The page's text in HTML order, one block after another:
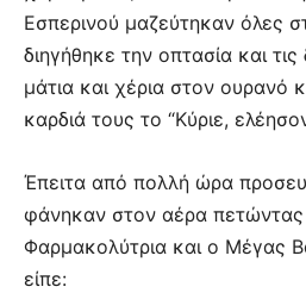
Εσπερινού μαζεύτηκαν όλες
διηγήθηκε την οπτασία και
μάτια και χέρια στον ουρανό
καρδιά τους το “Κύριε,
Έπειτα από πολλή ώρα
φάνηκαν στον αέρα
Φαρμακολύτρια και ο Μέγας
είπε: